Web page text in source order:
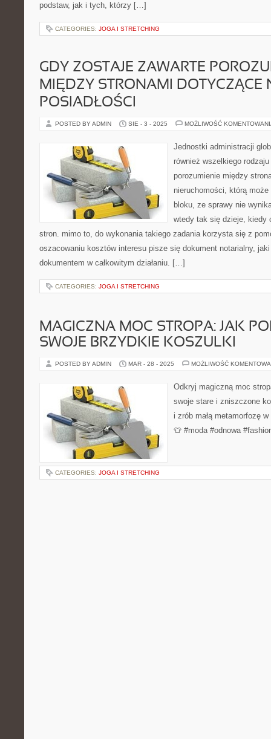
podstaw, jak i tych, którzy […]
CATEGORIES: JOGA I STRETCHING
GDY ZOSTAJE ZAWARTE
MIĘDZY STRONAMI DOTYCZĄCE
POSIADŁOŚCI
POSTED BY ADMIN SIE - 3 - 2025 MOŻLIWOŚĆ
Jednostki administracji
również wszelkiego
porozumienie między
nieruchomości, którą
bloku, ze sprawy nie
wtedy tak się dzieje, kiedy
stron. mimo to, do wykonania takiego zadania korzysta się z
oszacowaniu kosztów interesu pisze się dokument notarialny,
dokumentem w całkowitym działaniu. […]
CATEGORIES: JOGA I STRETCHING
MAGICZNA MOC STROPA: JAK
SWOJE BRZYDKIE KOSZULKI
POSTED BY ADMIN MAR - 28 - 2025 MOŻLIWOŚĆ
Odkryj magiczną moc
swoje stare i zniszczone
i zrób małą metamorfozę
👕 #moda #odnowa
CATEGORIES: JOGA I STRETCHING